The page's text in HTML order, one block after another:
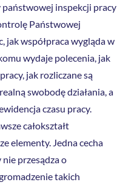
inspekcji pracy
Państwowej
jak współpraca wygląda w
wydaje polecenia, jak
jak rozliczane są
swobodę działania, a
czasu pracy.
całokształt
elementy. Jedna cecha
przesądza o
takich